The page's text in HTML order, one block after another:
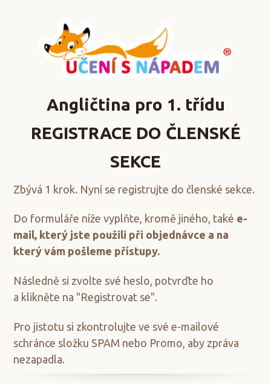
Angličtina pro 1. třídu
REGISTRACE DO ČLENSKÉ
SEKCE
Zbývá 1 krok. Nyní se registrujte do členské sekce.
Do formuláře níže vyplňte, kromě jiného, také e-
mail, který jste použili při objednávce a na
který vám pošleme přístupy.
Následně si zvolte své heslo, potvrďte ho
a klikněte na "Registrovat se".
Pro jistotu si zkontrolujte ve své e-mailové
schránce složku SPAM nebo Promo, aby zpráva
nezapadla.